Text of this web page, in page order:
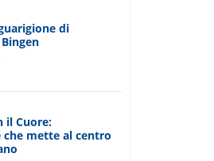
di
il Cuore:
che mette al centro